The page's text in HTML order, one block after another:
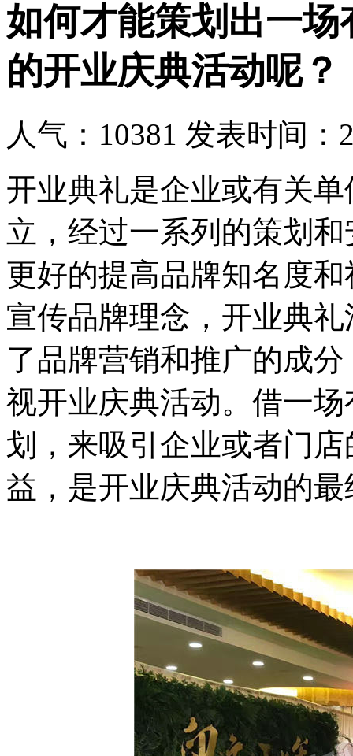
如何才能策划出一
的开业庆典活动呢？
人气：10381 发表时间：
开业典礼是企业或有关
立，经过一系列的策划
更好的提高品牌知名度
宣传品牌理念，开业典
了品牌营销和推广的成
视开业庆典活动。借一
划，来吸引企业或者门
益，是开业庆典活动的